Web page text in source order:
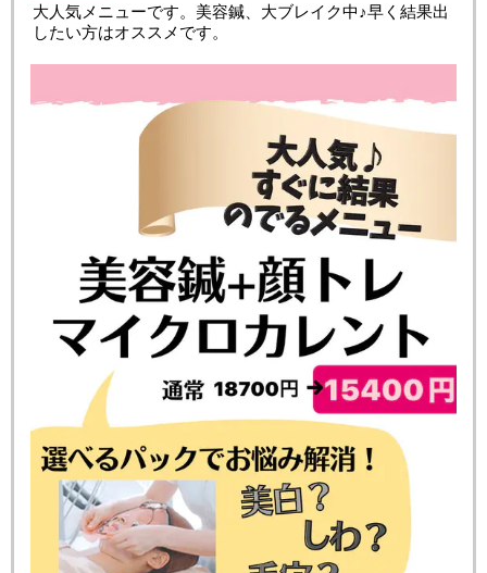
大人気メニューです。美容鍼、大ブレイク中♪早く結果出
したい方はオススメです。